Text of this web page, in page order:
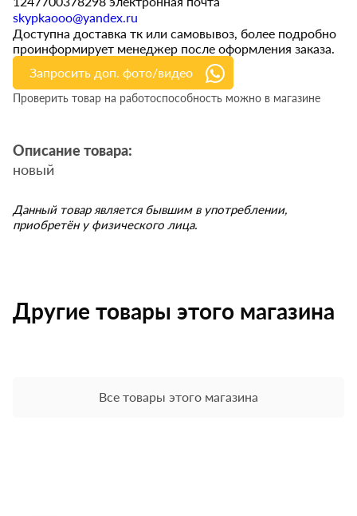
skypkaooo@yandex.ru
Доступна доставка тк или самовывоз, более подробно
проинформирует менеджер после оформления заказа.
Запросить доп. фото/видео
Проверить товар на работоспособность можно в магазине
Описание товара:
новый
Данный товар является бывшим в употреблении,
приобретён у физического лица.
Другие товары этого магазина
Все товары этого магазина